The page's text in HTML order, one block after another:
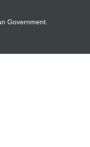
Government.